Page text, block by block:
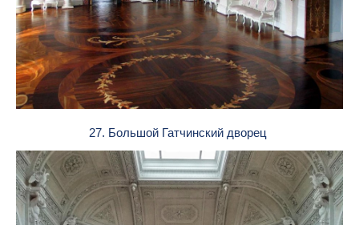
27. Большой Гатчинский дворец